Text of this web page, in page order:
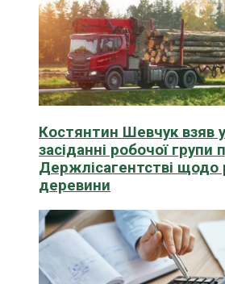
Костянтин Шевчук взяв
засіданні робочої групи
Держлісагентстві щодо
деревини